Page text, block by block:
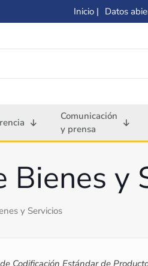
Inicio | Datos
Comunicación
y prensa
Bienes y
y Servicios